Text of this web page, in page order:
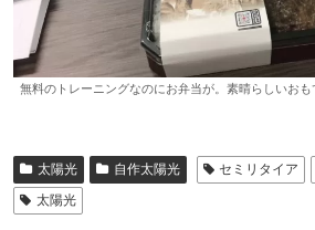
無料のトレーニングなのにお弁当が。素晴らしいおも
太陽光 自作太陽光 セミリタイア
太陽光